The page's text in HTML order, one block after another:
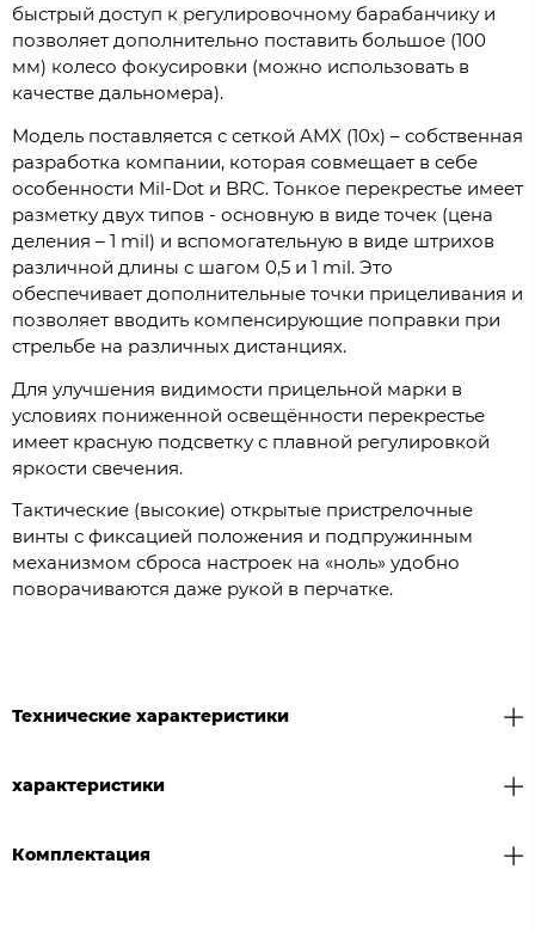
быстрый доступ к регулировочному барабанчику и
позволяет дополнительно поставить большое (100
мм) колесо фокусировки (можно использовать в
качестве дальномера).
Модель поставляется с сеткой AMX (10x) – собственная
разработка компании, которая совмещает в себе
особенности Mil-Dot и BRC. Тонкое перекрестье имеет
разметку двух типов - основную в виде точек (цена
деления – 1 mil) и вспомогательную в виде штрихов
различной длины с шагом 0,5 и 1 mil. Это
обеспечивает дополнительные точки прицеливания и
позволяет вводить компенсирующие поправки при
стрельбе на различных дистанциях.
Для улучшения видимости прицельной марки в
условиях пониженной освещённости перекрестье
имеет красную подсветку с плавной регулировкой
яркости свечения.
Тактические (высокие) открытые пристрелочные
винты с фиксацией положения и подпружинным
механизмом сброса настроек на «ноль» удобно
поворачиваются даже рукой в перчатке.
Технические характеристики
характеристики
Комплектация